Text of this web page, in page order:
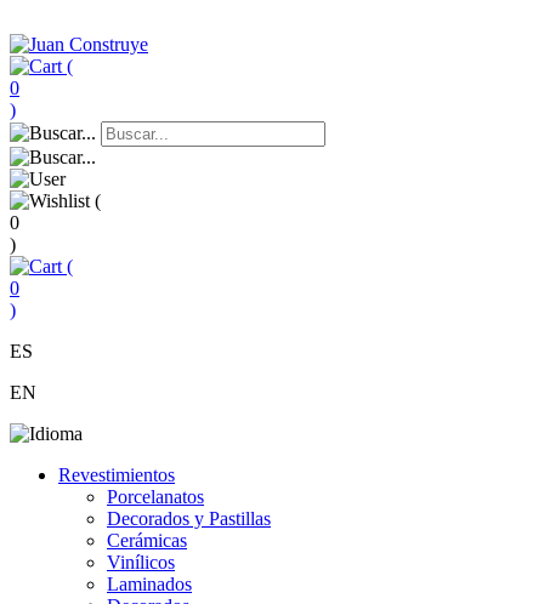
(
0
)
(
0
)
(
0
)
ES
EN
Revestimientos
Porcelanatos
Decorados y Pastillas
Cerámicas
Vinílicos
Laminados